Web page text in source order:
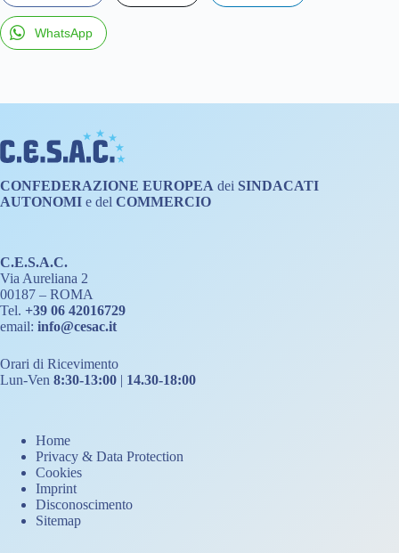
WhatsApp
CONFEDERAZIONE EUROPEA dei SINDACATI
AUTONOMI e del COMMERCIO
C.E.S.A.C.
Via Aureliana 2
00187 – ROMA
Tel. +39 06 42016729
email: info@cesac.it
Orari di Ricevimento
Lun-Ven 8:30-13:00 | 14.30-18:00
Home
Privacy & Data Protection
Cookies
Imprint
Disconoscimento
Sitemap